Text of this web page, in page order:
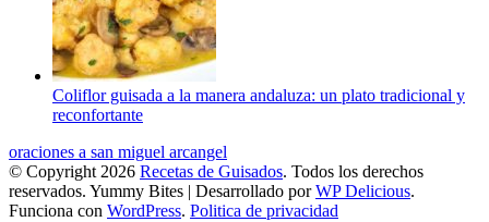
Coliflor guisada a la manera andaluza: un plato tradicional y
reconfortante
oraciones a san miguel arcangel
© Copyright 2026 Recetas de Guisados. Todos los derechos
reservados. Yummy Bites | Desarrollado porWP Delicious.
Funciona con WordPress. Politica de privacidad